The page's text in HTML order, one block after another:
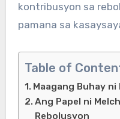
kontribusyon sa
pamana sa
Table of
Maagang Buhay
Ang Papel ni
Rebolusyon